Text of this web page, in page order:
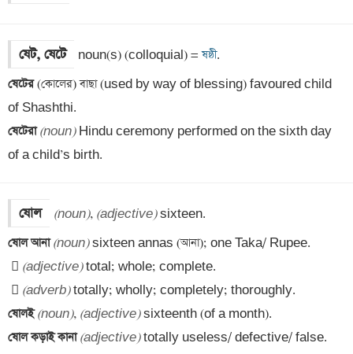
ষেট, ষেটে noun(s) (colloquial) = ষষ্ঠী
ষেটের (কোলের) বাছা (used by way of blessing) favoured child
ষেটেরা (noun) Hindu ceremony performed on the sixth day
of a child’s birth.
ষোল (noun), (adjective)
ষোল আনা (noun)
 (adjective)
 (adverb)
ষোলই (noun), (adjective)
ষোল কড়াই কানা (adjective)